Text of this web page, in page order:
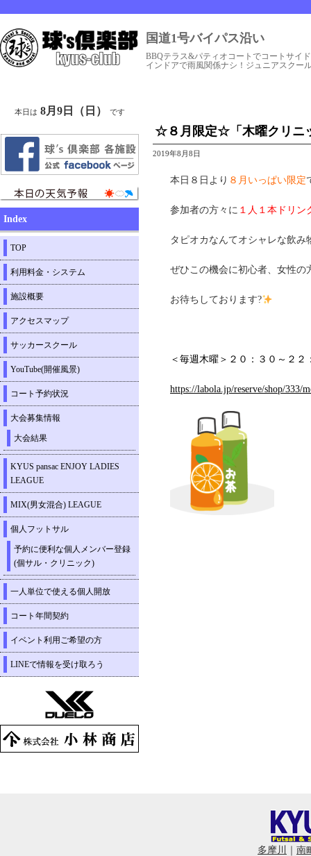
国道1号バイパス沿い
BBQテラス&パティオコートでコートサイ
インドアで雨風関係ナシ！ジュニアスクー
☆８月限定☆「木曜クリニ
2019年8月8日
本日８日より ８月いっぱい限定
参加者の方々に １人１本ドリン
タピオカなんてオシャレな飲み
ぜひこの機会に初心者、女性の
お待ちしております?
＜毎週木曜＞２０：３０～２２
https://labola.jp/reserve/shop/333/
本日は 8月9日（日） です
Index
TOP
利用料金・システム
施設概要
アクセスマップ
サッカースクール
YouTube(開催風景)
コート予約状況
大会募集情報
大会結果
KYUS pansac ENJOY LADIES
LEAGUE
MIX(男女混合) LEAGUE
個人フットサル
予約に便利な個人メンバー登録
(個サル・クリニック)
一人単位で使える個人開放
コート年間契約
イベント利用ご希望の方
LINEで情報を受け取ろう
多摩川
南